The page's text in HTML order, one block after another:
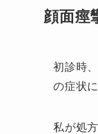
顔面痙
初診時
の症状
私が処